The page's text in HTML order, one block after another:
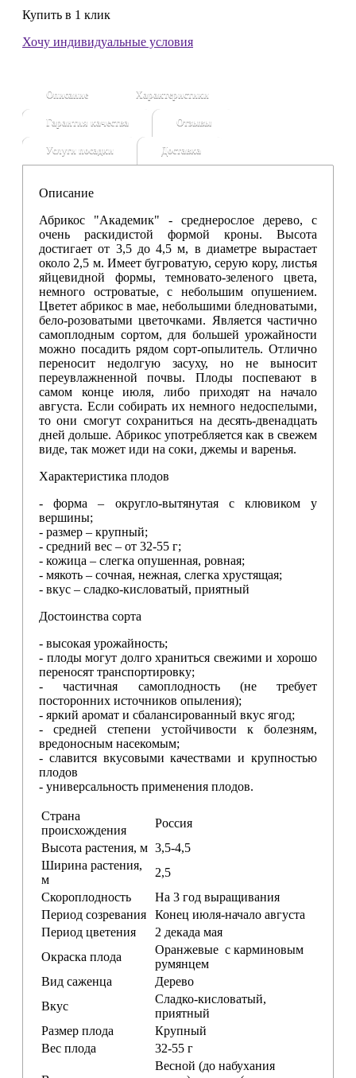
Купить в 1 клик
Хочу индивидуальные условия
Описание Характеристики
Гарантия качества Отзывы
Услуги посадки Доставка
Описание
Абрикос "Академик" - среднерослое дерево, с
очень раскидистой формой кроны. Высота
достигает от 3,5 до 4,5 м, в диаметре вырастает
около 2,5 м. Имеет бугроватую, серую кору, листья
яйцевидной формы, темновато-зеленого цвета,
немного островатые, с небольшим опушением.
Цветет абрикос в мае, небольшими бледноватыми,
бело-розоватыми цветочками. Является частично
самоплодным сортом, для большей урожайности
можно посадить рядом сорт-опылитель. Отлично
переносит недолгую засуху, но не выносит
переувлажненной почвы. Плоды поспевают в
самом конце июля, либо приходят на начало
августа. Если собирать их немного недоспелыми,
то они смогут сохраниться на десять-двенадцать
дней дольше. Абрикос употребляется как в свежем
виде, так может иди на соки, джемы и варенья.
Характеристика плодов
- форма – округло-вытянутая с клювиком у
вершины;
- размер – крупный;
- средний вес – от 32-55 г;
- кожица – слегка опушенная, ровная;
- мякоть – сочная, нежная, слегка хрустящая;
- вкус – сладко-кисловатый, приятный
Достоинства сорта
- высокая урожайность;
- плоды могут долго храниться свежими и хорошо
переносят транспортировку;
- частичная самоплодность (не требует
посторонних источников опыления);
- яркий аромат и сбалансированный вкус ягод;
- средней степени устойчивости к болезням,
вредоносным насекомым;
- славится вкусовыми качествами и крупностью
плодов
- универсальность применения плодов.
Страна
происхождения
Россия
Высота растения, м 3,5-4,5
Ширина растения,
м
2,5
Скороплодность
На 3 год выращивания
Период созревания
Конец июля-начало августа
Период цветения
2 декада мая
Окраска плода
Оранжевые с карминовым
румянцем
Вид саженца
Дерево
Вкус
Сладко-кисловатый,
приятный
Размер плода
Крупный
Вес плода
32-55 г
Весной (до набухания